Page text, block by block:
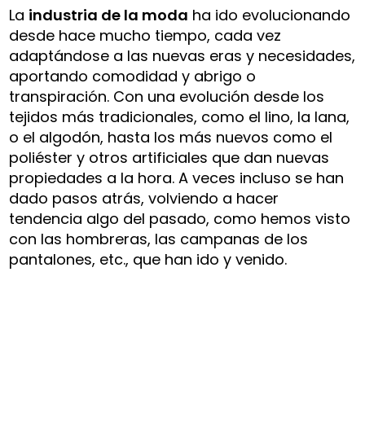
La industria de la moda ha ido evolucionando
desde hace mucho tiempo, cada vez
adaptándose a las nuevas eras y necesidades,
aportando comodidad y abrigo o
transpiración. Con una evolución desde los
tejidos más tradicionales, como el lino, la lana,
o el algodón, hasta los más nuevos como el
poliéster y otros artificiales que dan nuevas
propiedades a la hora. A veces incluso se han
dado pasos atrás, volviendo a hacer
tendencia algo del pasado, como hemos visto
con las hombreras, las campanas de los
pantalones, etc., que han ido y venido.